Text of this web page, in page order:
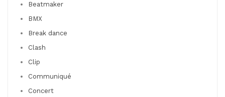
Beatmaker
BMX
Break dance
Clash
Clip
Communiqué
Concert